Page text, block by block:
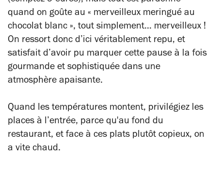
quand on goûte au « merveilleux meringué au
chocolat blanc », tout simplement... merveilleux !
On ressort donc d’ici véritablement repu, et
satisfait d’avoir pu marquer cette pause à la fois
gourmande et sophistiquée dans une
atmosphère apaisante.
Quand les températures montent, privilégiez les
places à l’entrée, parce qu'au fond du
restaurant, et face à ces plats plutôt copieux, on
a vite chaud.